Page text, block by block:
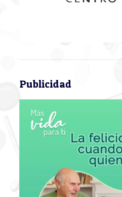
Publicidad